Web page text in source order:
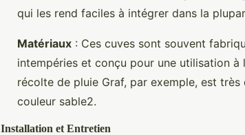
qui les rend faciles à intégrer dans la
Matériaux : Ces cuves sont souvent
intempéries et conçu pour une utilisation
récolte de pluie Graf, par exemple, est
couleur sable2.
Installation et Entretien